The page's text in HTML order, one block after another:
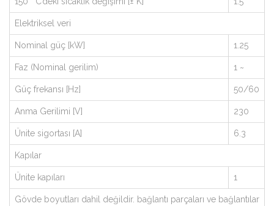
Elektriksel veri
Nominal güç [kW] 1.25
Faz (Nominal gerilim) 1 ~
Güç frekansı [Hz] 50/60
Anma Gerilimi [V] 230
Ünite sigortası [A] 6.3
Kapılar
Ünite kapıları 1
Gövde boyutları dahil değildir. bağlantı parçaları ve bağlantılar